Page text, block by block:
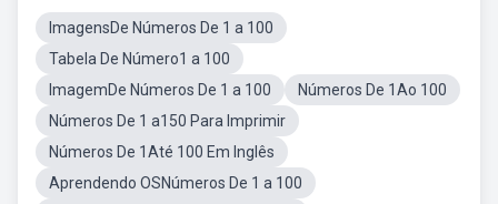
ImagensDe Números De 1 a 100
Tabela De Número1 a 100
ImagemDe Números De 1 a 100
Números De 1Ao 100
Números De 1 a150 Para Imprimir
Números De 1Até 100 Em Inglês
Aprendendo OSNúmeros De 1 a 100